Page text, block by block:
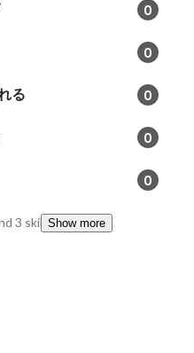
0
0
る 0
0
0
3 skillsShow more